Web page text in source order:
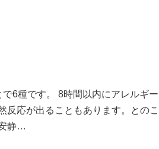
6種です。 8時間以内にアレルギー
反応が出ることもあります。とのこ
静…